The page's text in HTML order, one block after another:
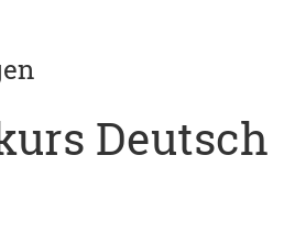
Deutsch